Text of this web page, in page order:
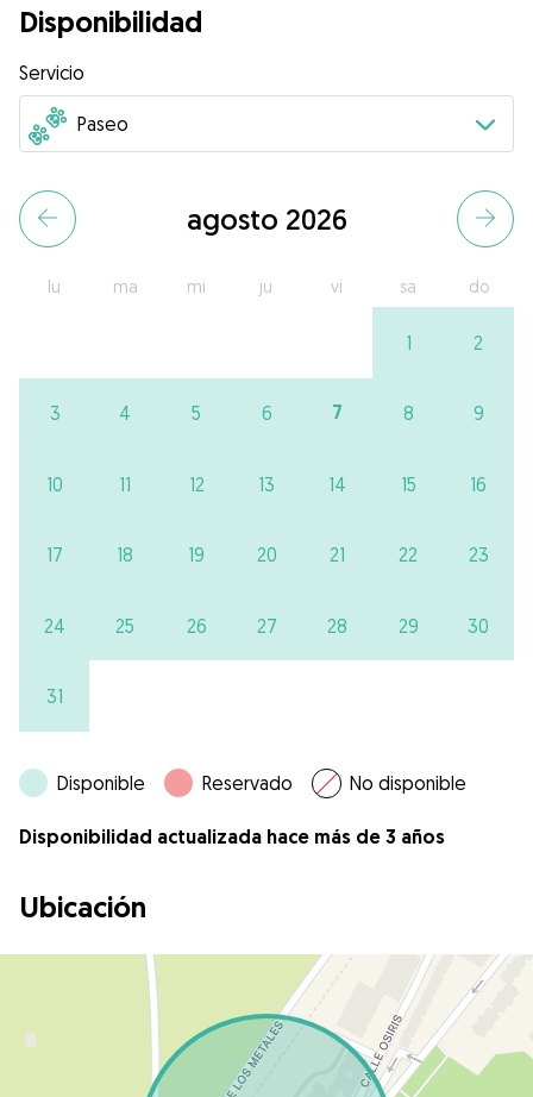
Disponibilidad
Servicio
agosto 2026
lu ma mi ju vi sa do
1 2
3 4 5 6 7 8 9
10 11 12 13 14 15 16
17 18 19 20 21 22 23
24 25 26 27 28 29 30
31
Disponible Reservado No disponible
Disponibilidad actualizada hace más de 3 años
Ubicación